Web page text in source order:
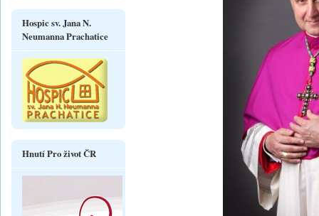
Hospic sv. Jana N.
Neumanna Prachatice
Hnutí Pro život ČR